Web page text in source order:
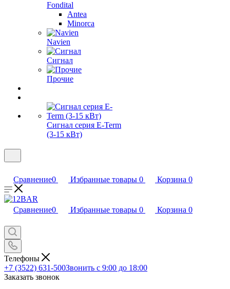
Fondital
Antea
Minorca
Navien
Сигнал
Прочие
Сигнал серия E-Term
(3-15 кВт)
Сравнение0 Избранные товары 0 Корзина 0
Сравнение0 Избранные товары 0 Корзина 0
Телефоны
+7 (3522) 631-500Звонить с 9:00 до 18:00
Заказать звонок